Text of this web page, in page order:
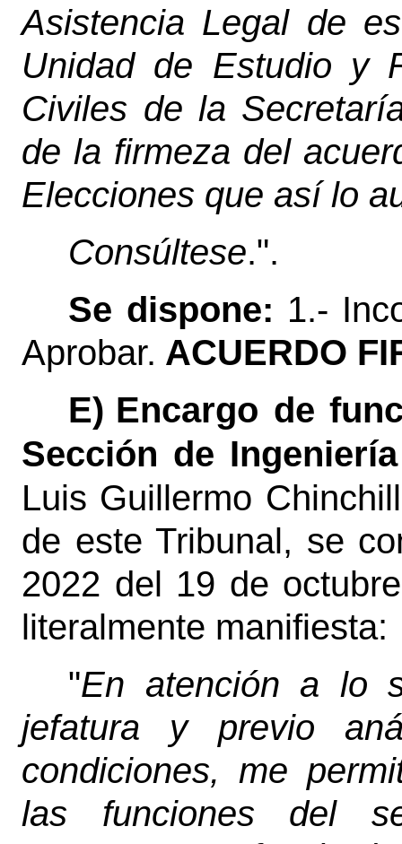
Asistencia Legal de
Unidad de Estudio y
Civiles de la
de la firmeza del
Elecciones que así lo
Consúltese.".
Se dispone: 1.-
Aprobar. ACUERDO
E) Encargo de
Sección de
Luis Guillermo
de este Tribunal, se
2022 del 19 de
literalmente manifiesta:
"En atención a lo
jefatura y previo
condiciones, me
las funciones del